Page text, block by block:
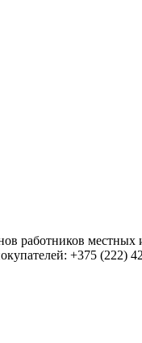
работников местных
+375 (222)